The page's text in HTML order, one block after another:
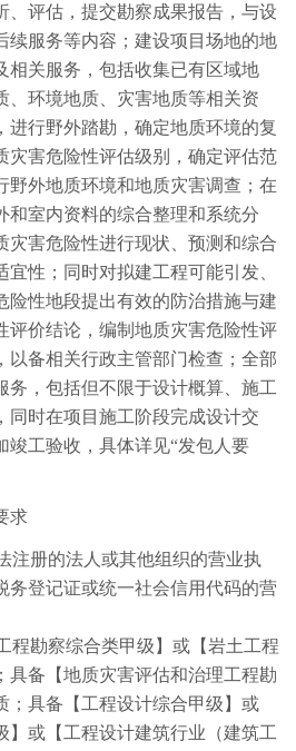
、评估，提交勘察成果报告，与设
续服务等内容；建设项目场地的地
相关服务，包括收集已有区域地
、环境地质、灾害地质等相关资
进行野外踏勘，确定地质环境的复
灾害危险性评估级别，确定评估范
野外地质环境和地质灾害调查；在
和室内资料的综合整理和系统分
灾害危险性进行现状、预测和综合
性；同时对拟建工程可能引发、
险性地段提出有效的防治措施与建
评价结论，编制地质灾害危险性评
以备相关行政主管部门检查；全部
务，包括但不限于设计概算、施工
同时在项目施工阶段完成设计交
竣工验收，具体详见“发包人要
求
注册的法人或其他组织的营业执
务登记证或统一社会信用代码的营
程勘察综合类甲级】或【岩土工程
具备【地质灾害评估和治理工程勘
；具备【工程设计综合甲级】或
】或【工程设计建筑行业（建筑工